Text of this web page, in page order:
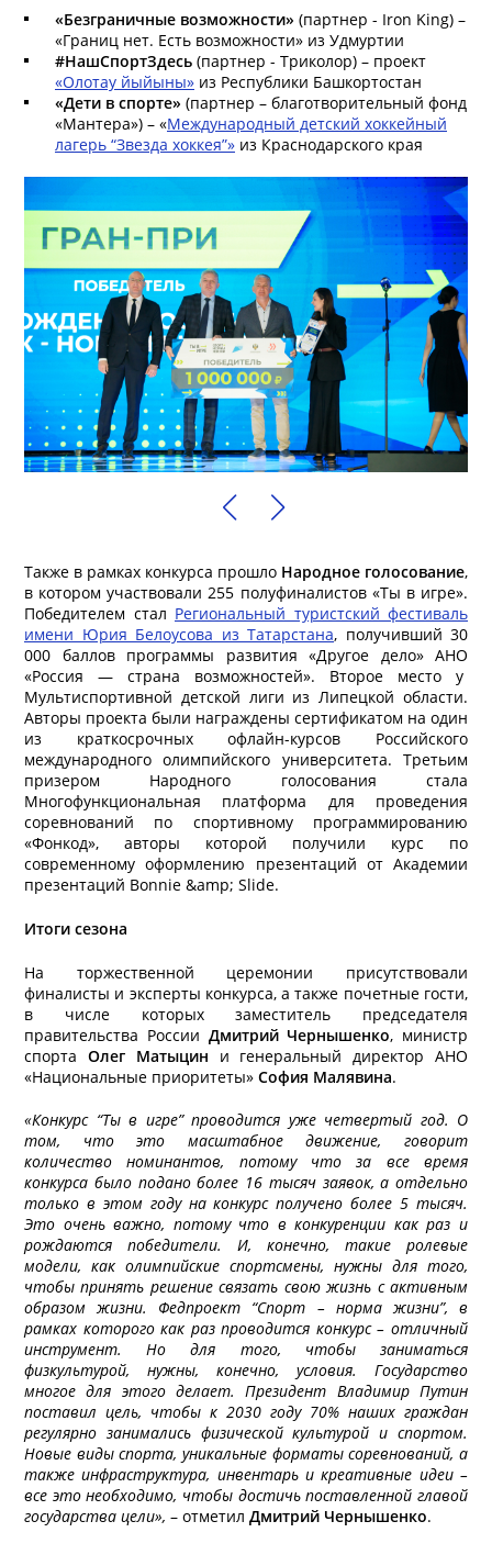
«Безграничные возможности» (партнер - Iron King) –
«Границ нет. Есть возможности» из Удмуртии
#НашСпортЗдесь (партнер - Триколор) – проект
«Олотау йыйыны» из Республики Башкортостан
«Дети в спорте» (партнер – благотворительный фонд
«Мантера») – «Международный детский хоккейный
лагерь “Звезда хоккея”» из Краснодарского края
Также в рамках конкурса прошло Народное голосование,
в котором участвовали 255 полуфиналистов «Ты в игре».
Победителем стал Региональный туристский фестиваль
имени Юрия Белоусова из Татарстана, получивший 30
000 баллов программы развития «Другое дело» АНО
«Россия — страна возможностей». Второе место у
Мультиспортивной детской лиги из Липецкой области.
Авторы проекта были награждены сертификатом на один
из краткосрочных офлайн-курсов Российского
международного олимпийского университета. Третьим
призером Народного голосования стала
Многофункциональная платформа для проведения
соревнований по спортивному программированию
«Фонкод», авторы которой получили курс по
современному оформлению презентаций от Академии
презентаций Bonnie &amp; Slide.
Итоги сезона
На торжественной церемонии присутствовали
финалисты и эксперты конкурса, а также почетные гости,
в числе которых заместитель председателя
правительства России Дмитрий Чернышенко, министр
спорта Олег Матыцин и генеральный директор АНО
«Национальные приоритеты» София Малявина.
«Конкурс “Ты в игре” проводится уже четвертый год. О
том, что это масштабное движение, говорит
количество номинантов, потому что за все время
конкурса было подано более 16 тысяч заявок, а отдельно
только в этом году на конкурс получено более 5 тысяч.
Это очень важно, потому что в конкуренции как раз и
рождаются победители. И, конечно, такие ролевые
модели, как олимпийские спортсмены, нужны для того,
чтобы принять решение связать свою жизнь с активным
образом жизни. Федпроект “Спорт – норма жизни”, в
рамках которого как раз проводится конкурс – отличный
инструмент. Но для того, чтобы заниматься
физкультурой, нужны, конечно, условия. Государство
многое для этого делает. Президент Владимир Путин
поставил цель, чтобы к 2030 году 70% наших граждан
регулярно занимались физической культурой и спортом.
Новые виды спорта, уникальные форматы соревнований, а
также инфраструктура, инвентарь и креативные идеи –
все это необходимо, чтобы достичь поставленной главой
государства цели», – отметил Дмитрий Чернышенко.